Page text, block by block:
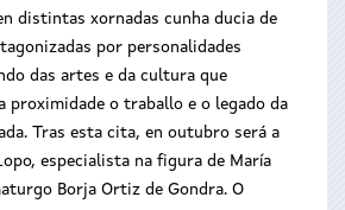
distintas xornadas cunha ducia de
por personalidades
das artes e da cultura que
proximidade o traballo e o legado da
Tras esta cita, en outubro será a
especialista na figura de María
Borja Ortiz de Gondra. O